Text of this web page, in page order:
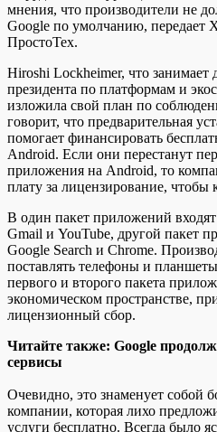
мнения, что производители не
Google по умолчанию, передает
ПростоТех.
Hiroshi Lockheimer, что занимает
президента по платформам и
изложила свой план по
говорит, что предварительная
помогает финансировать
Android. Если они перестанут
приложения на Android, то
плату за лицензирование, чтобы
В один пакет приложений
Gmail и YouTube, другой пакет
Google Search и Chrome.
поставлять телефоны и
первого и второго пакета
экономическом пространстве,
лицензионный сбор.
Читайте также: Google
сервисы
Очевидно, это знаменует собой
компании, которая лихо
услуги бесплатно. Всегда было